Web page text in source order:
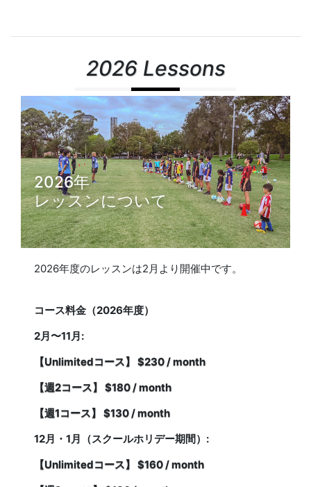
2026 Lessons
2026年
レッスンについて
2026年度のレッスンは2月より開催中です。
コース料金（2026年度）
2月〜11月:
【Unlimitedコース】 $230 / month
【週2コース】 $180 / month
【週1コース】 $130 / month
12月・1月（スクールホリデー期間）:
【Unlimitedコース】 $160 / month